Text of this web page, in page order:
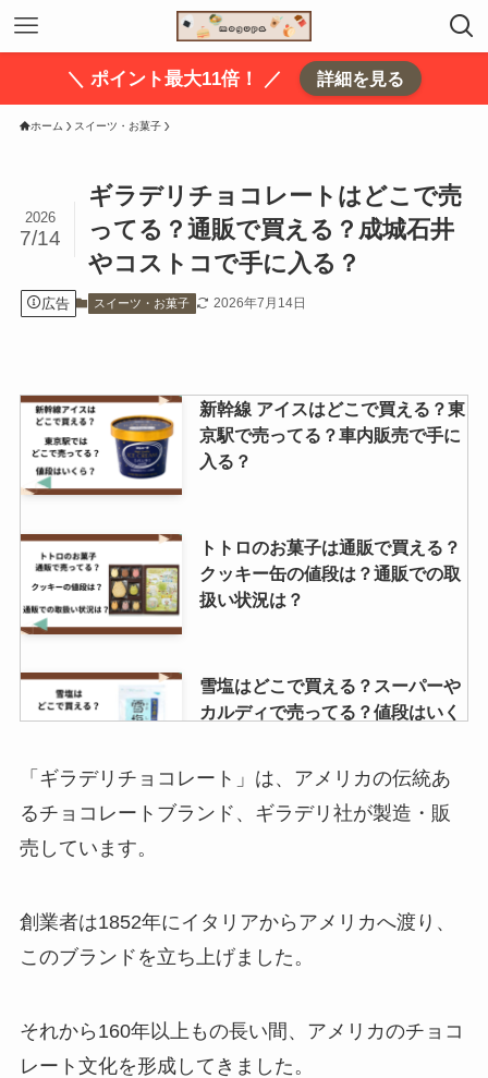
＼ ポイント最大11倍！ ／ 詳細を見る
ホーム スイーツ・お菓子
ギラデリチョコレートはどこで売
ってる？通販で買える？成城石井
やコストコで手に入る？
2026
7/14
広告 スイーツ・お菓子 2026年7月14日
新幹線 アイスはどこで買える？東
京駅で売ってる？車内販売で手に
入る？
トトロのお菓子は通販で買える？
クッキー缶の値段は？通販での取
扱い状況は？
雪塩はどこで買える？スーパーや
カルディで売ってる？値段はいく
天然水ゼリーはどこで売ってる？
ミルクレアはコンビニで買える？
「ギラデリチョコレート」は、アメリカの伝統あ
るチョコレートブランド、ギラデリ社が製造・販
売しています。
創業者は1852年にイタリアからアメリカへ渡り、
このブランドを立ち上げました。
それから160年以上もの長い間、アメリカのチョコ
レート文化を形成してきました。